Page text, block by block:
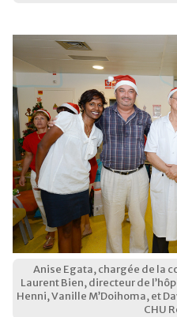
Anise Egata, chargée de la
Laurent Bien, directeur de
Henni, Vanille M’Doihoma, et
CHU